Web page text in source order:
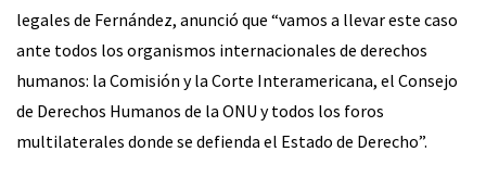
legales de Fernández, anunció que “vamos a llevar este caso
ante todos los organismos internacionales de derechos
humanos: la Comisión y la Corte Interamericana, el Consejo
de Derechos Humanos de la ONU y todos los foros
multilaterales donde se defienda el Estado de Derecho”.